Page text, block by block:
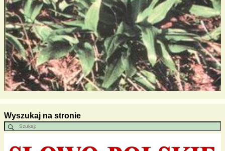
Wyszukaj na stronie